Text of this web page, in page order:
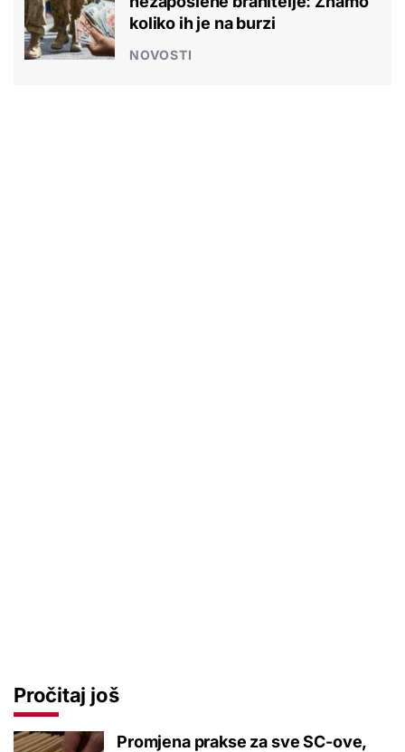
koliko ih je na burzi
NOVOSTI
Pročitaj još
Promjena prakse za sve SC-ove,